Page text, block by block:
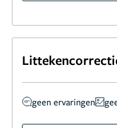
geen ervaringen